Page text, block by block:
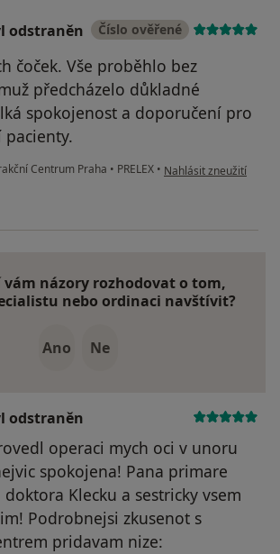
odstraněn Číslo ověřené
čoček. Vše proběhlo bez
předcházelo důkladné
spokojenost a doporučení pro
Centrum Praha • PRELEX • podle názoru
Nahlásit zneužití
vám názory rozhodovat o tom,
nebo ordinaci navštívit?
Ano Ne
odstraněn
operaci mych oci v unoru
spokojena! Pana primare
Klecku a sestricky vsem
Podrobnejsi zkusenot s
pridavam nize: